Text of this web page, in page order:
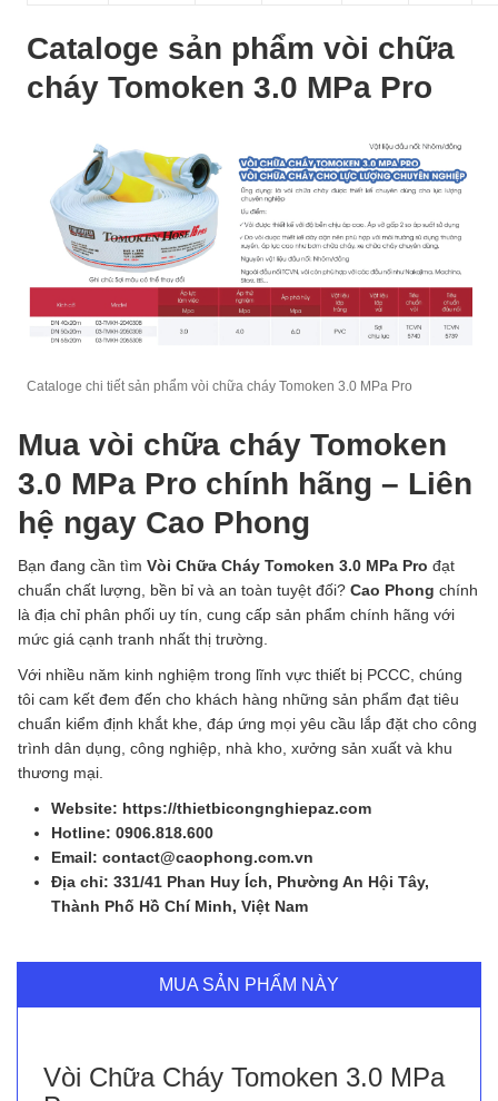
Cataloge sản phẩm vòi chữa
cháy Tomoken 3.0 MPa Pro
Cataloge chi tiết sản phẩm vòi chữa cháy Tomoken 3.0 MPa Pro
Mua vòi chữa cháy Tomoken
3.0 MPa Pro chính hãng – Liên
hệ ngay Cao Phong
Bạn đang cần tìm Vòi Chữa Cháy Tomoken 3.0 MPa Pro đạt
chuẩn chất lượng, bền bỉ và an toàn tuyệt đối? Cao Phong chính
là địa chỉ phân phối uy tín, cung cấp sản phẩm chính hãng với
mức giá cạnh tranh nhất thị trường.
Với nhiều năm kinh nghiệm trong lĩnh vực thiết bị PCCC, chúng
tôi cam kết đem đến cho khách hàng những sản phẩm đạt tiêu
chuẩn kiểm định khắt khe, đáp ứng mọi yêu cầu lắp đặt cho công
trình dân dụng, công nghiệp, nhà kho, xưởng sản xuất và khu
thương mại.
Website: https://thietbicongnghiepaz.com
Hotline: 0906.818.600
Email: contact@caophong.com.vn
Địa chỉ: 331/41 Phan Huy Ích, Phường An Hội Tây,
Thành Phố Hồ Chí Minh, Việt Nam
MUA SẢN PHẨM NÀY
Vòi Chữa Cháy Tomoken 3.0 MPa